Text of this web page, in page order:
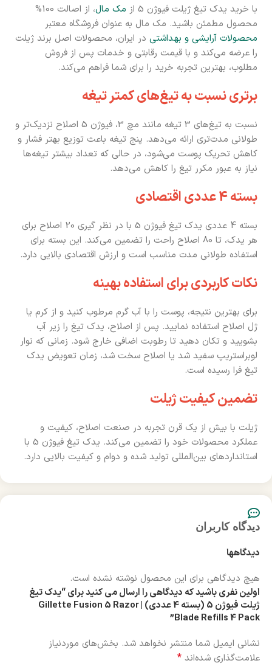
با خرید یدک تیغ ژیلت فیوژن 5 از مک مال
، از اصالت 100%
محصول مطمئن باشید. مک مال به عنوان فروشگاه معتبر
محصولات آرایشی و بهداشتی در ایران، محصولات اصل برند ژیلت
را عرضه می‌کند و با قیمت رقابتی و خدمات پس از فروش
مطلوب، بهترین تجربه خرید را برای شما فراهم می‌کند.
برتری نسبت به تیغ‌های کمتر تیغه
نسبت به تیغ‌های 3 تیغه مانند مچ 3، فیوژن 5 اصلاح نزدیک‌تر و
طولانی مدت‌تری ارائه می‌دهد. پنج تیغه باعث توزیع بهتر فشار و
کاهش تحریک پوست می‌شود، در حالی که تعداد بیشتر تیغه‌ها
نیاز به عبور مکرر تیغ را کاهش می‌دهد.
بسته 4 عددی اقتصادی
بسته 4 عددی یدک تیغ فیوژن 5 با در نظر گیری 20 اصلاح برای
هر یدک، تا 80 اصلاح راحت را تضمین می‌کند. این بسته برای
استفاده طولانی مدت مناسب است و ارزش اقتصادی بالایی دارد.
نکات کاربردی برای استفاده بهینه
برای بهترین نتیجه، پوست را با آب گرم مرطوب کنید و از کرم یا
ژل اصلاح استفاده نمایید. پس از اصلاح، یدک تیغ را زیر آب
بشویید و تکان دهید تا رطوبت اضافی خارج شود. زمانی که نوار
لوبراستریپ سفید شد یا اصلاح سخت شد، زمان تعویض یدک
تیغ فرا رسیده است.
تضمین کیفیت ژیلت
ژیلت با بیش از یک قرن تجربه در صنعت اصلاح، کیفیت و
عملکرد محصولات خود را تضمین می‌کند. یدک تیغ فیوژن 5 با
استانداردهای بین‌المللی تولید شده و دوام و کیفیت بالایی دارد.
دیدگاه کاربران
دیدگاهها
هیچ دیدگاهی برای این محصول نوشته نشده است.
اولین نفری باشید که دیدگاهی را ارسال می کنید برای “یدک تیغ
ژیلت فیوژن 5 (بسته 4 عددی) | Gillette Fusion 5 Razor
Blade Refills 4 Pack”
نشانی ایمیل شما منتشر نخواهد شد. بخش‌های موردنیاز
علامت‌گذاری شده‌اند *